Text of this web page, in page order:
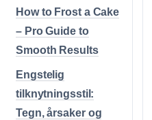
How to Frost a Cake
– Pro Guide to
Smooth Results
Engstelig
tilknytningsstil:
Tegn, årsaker og